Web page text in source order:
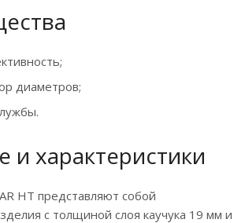
диаметров;
и характеристики
HT представляют собой
с толщиной слоя каучука 19 мм и